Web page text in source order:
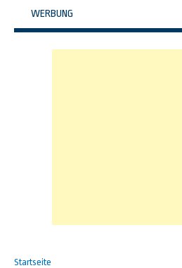
WERBUNG
Startseite